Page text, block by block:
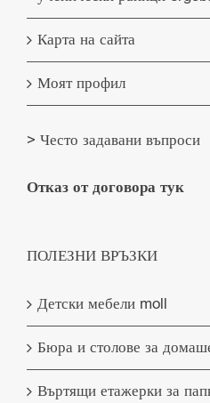
Карта на сайта
Моят профил
> Често задавани въпроси
Отказ от договора тук
ПОЛЕЗНИ ВРЪЗКИ
Детски мебели moll
Бюра и столове за
Въртящи етажерки за